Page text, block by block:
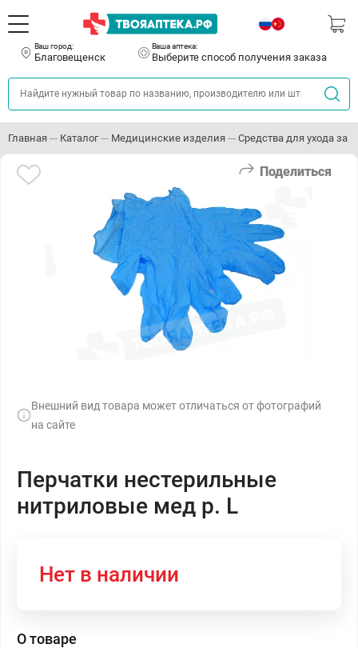
Ваш город:
Благовещенск
Ваша аптека:
Выберите способ получения заказа
Главная Каталог Медицинские изделия Средства для ухода за
Поделиться
Внешний вид товара может отличаться от фотографий
на сайте
Перчатки нестерильные
нитриловые мед р. L
Нет в наличии
О товаре